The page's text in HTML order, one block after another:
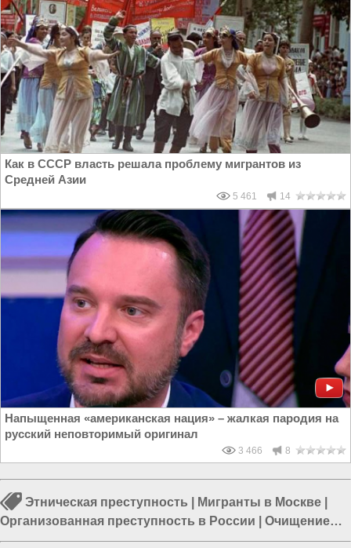
Как в СССР власть решала проблему мигрантов из
Средней Азии
5 461 14
Напыщенная «американская нация» – жалкая пародия на
русский неповторимый оригинал
3 466 8
Этническая преступность Мигранты в Москве
Организованная преступность в России
Очищение
России|Россия и Евразия|Власть в РФ|Борьба с